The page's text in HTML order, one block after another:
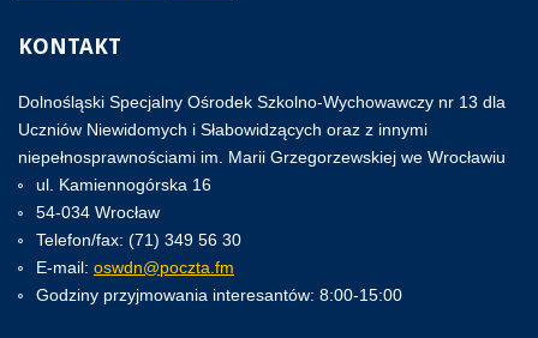
KONTAKT
Dolnośląski Specjalny Ośrodek Szkolno-Wychowawczy nr 13 dla
Uczniów Niewidomych i Słabowidzących oraz z innymi
niepełnosprawnościami im. Marii Grzegorzewskiej we Wrocławiu
ul. Kamiennogórska 16
54-034 Wrocław
Telefon/fax: (71) 349 56 30
E-mail: oswdn@poczta.fm
Godziny przyjmowania interesantów: 8:00-15:00